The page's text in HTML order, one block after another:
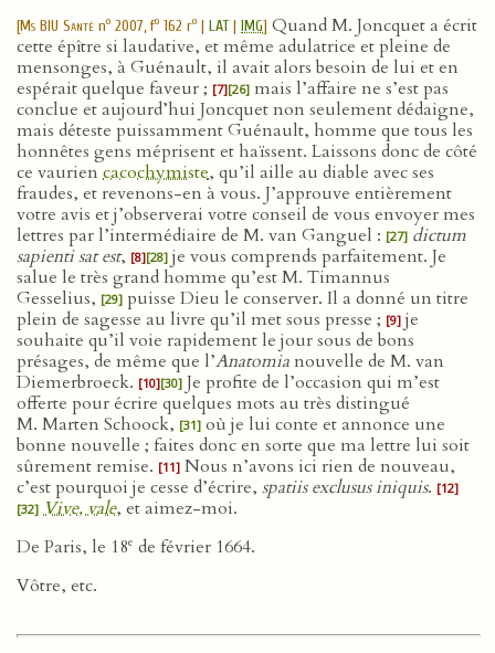
[Ms BIU Santé no 2007, fo 162 ro | LAT| IMG] Quand M. Joncquet a écrit
cette épître si laudative, et même adulatrice et pleine de
mensonges, à Guénault, il avait alors besoin de lui et en
espérait quelque faveur ; [7][26] mais l’affaire ne s’est pas
conclue et aujourd’hui Joncquet non seulement dédaigne,
mais déteste puissamment Guénault, homme que tous les
honnêtes gens méprisent et haïssent. Laissons donc de côté
ce vaurien cacochymiste, qu’il aille au diable avec ses
fraudes, et revenons-en à vous. J’approuve entièrement
votre avis et j’observerai votre conseil de vous envoyer mes
lettres par l’intermédiaire de M. van Ganguel : [27] dictum
sapienti sat est, [8][28] je vous comprends parfaitement. Je
salue le très grand homme qu’est M. Timannus
Gesselius, [29] puisse Dieu le conserver. Il a donné un titre
plein de sagesse au livre qu’il met sous presse ; [9] je
souhaite qu’il voie rapidement le jour sous de bons
présages, de même que l’Anatomianouvelle de M. van
Diemerbroeck. [10][30] Je profite de l’occasion qui m’est
offerte pour écrire quelques mots au très distingué
M. Marten Schoock, [31] où je lui conte et annonce une
bonne nouvelle ; faites donc en sorte que ma lettre lui soit
sûrement remise. [11] Nous n’avons ici rien de nouveau,
c’est pourquoi je cesse d’écrire, spatiis exclusus iniquis. [12]
[32] Vive, vale, et aimez-moi.
De Paris, le 18e de février 1664.
Vôtre, etc.